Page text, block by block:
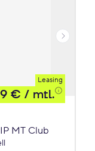
Leasing
€ / mtl.
MT Club